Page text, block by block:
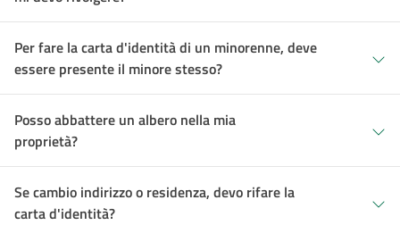
Per fare la carta d'identità di un minorenne, deve
essere presente il minore stesso?
Posso abbattere un albero nella mia
proprietà?
Se cambio indirizzo o residenza, devo rifare la
carta d'identità?